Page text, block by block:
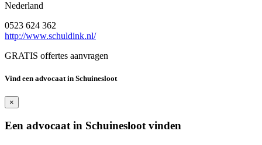
Nederland
0523 624 362
http://www.schuldink.nl/
GRATIS offertes aanvragen
Vind een advocaat in Schuinesloot
×
Een advocaat in Schuinesloot vinden